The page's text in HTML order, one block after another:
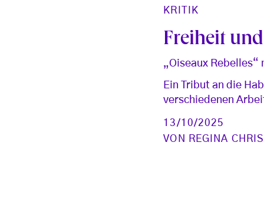
KRITIK
Freiheit
„Oiseaux Rebelles“
Ein Tribut an die
verschiedenen
13/10/2025
VON
REGINA